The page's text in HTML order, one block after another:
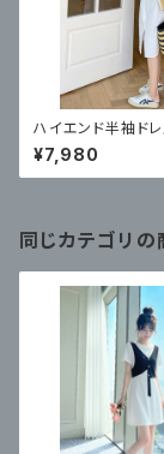
ハイエンド半袖ドレ
グス 夏の新作デニ
ーピースカジュアル
ト
¥7,980
同じカテゴリの